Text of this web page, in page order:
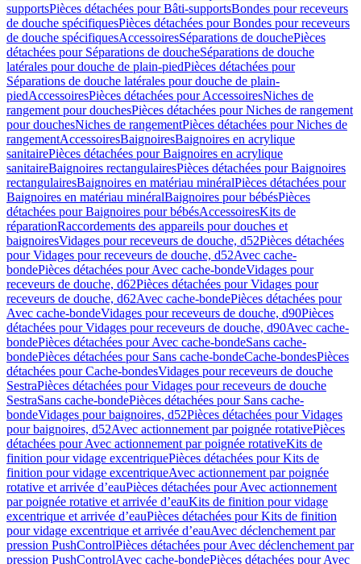
supportsPièces détachées pour Bâti-supportsBondes pour receveurs
de douche spécifiquesPièces détachées pour Bondes pour receveurs
de douche spécifiquesAccessoiresSéparations de douchePièces
détachées pour Séparations de doucheSéparations de douche
latérales pour douche de plain-piedPièces détachées pour
Séparations de douche latérales pour douche de plain-
piedAccessoiresPièces détachées pour AccessoiresNiches de
rangement pour douchesPièces détachées pour Niches de rangement
pour douchesNiches de rangementPièces détachées pour Niches de
rangementAccessoiresBaignoiresBaignoires en acrylique
sanitairePièces détachées pour Baignoires en acrylique
sanitaireBaignoires rectangulairesPièces détachées pour Baignoires
rectangulairesBaignoires en matériau minéralPièces détachées pour
Baignoires en matériau minéralBaignoires pour bébésPièces
détachées pour Baignoires pour bébésAccessoiresKits de
réparationRaccordements des appareils pour douches et
baignoiresVidages pour receveurs de douche, d52Pièces détachées
pour Vidages pour receveurs de douche, d52Avec cache-
bondePièces détachées pour Avec cache-bondeVidages pour
receveurs de douche, d62Pièces détachées pour Vidages pour
receveurs de douche, d62Avec cache-bondePièces détachées pour
Avec cache-bondeVidages pour receveurs de douche, d90Pièces
détachées pour Vidages pour receveurs de douche, d90Avec cache-
bondePièces détachées pour Avec cache-bondeSans cache-
bondePièces détachées pour Sans cache-bondeCache-bondesPièces
détachées pour Cache-bondesVidages pour receveurs de douche
SestraPièces détachées pour Vidages pour receveurs de douche
SestraSans cache-bondePièces détachées pour Sans cache-
bondeVidages pour baignoires, d52Pièces détachées pour Vidages
pour baignoires, d52Avec actionnement par poignée rotativePièces
détachées pour Avec actionnement par poignée rotativeKits de
finition pour vidage excentriquePièces détachées pour Kits de
finition pour vidage excentriqueAvec actionnement par poignée
rotative et arrivée d’eauPièces détachées pour Avec actionnement
par poignée rotative et arrivée d’eauKits de finition pour vidage
excentrique et arrivée d’eauPièces détachées pour Kits de finition
pour vidage excentrique et arrivée d’eauAvec déclenchement par
pression PushControlPièces détachées pour Avec déclenchement par
pression PushControlAvec cache-bondePièces détachées pour Avec